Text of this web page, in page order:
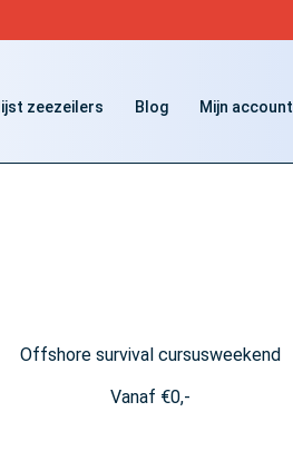
zeezeilers Blog Mijn account
Offshore survival cursusweekend
Vanaf €0,-